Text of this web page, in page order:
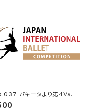
パキータより第4Va.